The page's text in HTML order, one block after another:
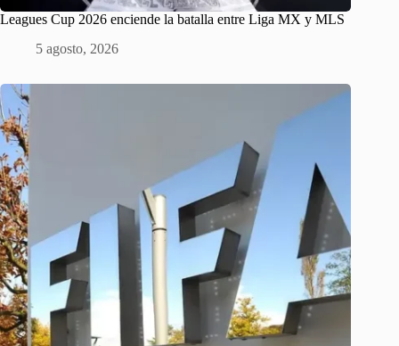
Leagues Cup 2026 enciende la batalla entre Liga MX y MLS
5 agosto, 2026